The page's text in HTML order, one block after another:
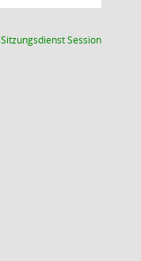
SitzungsdienstSession(Wird in